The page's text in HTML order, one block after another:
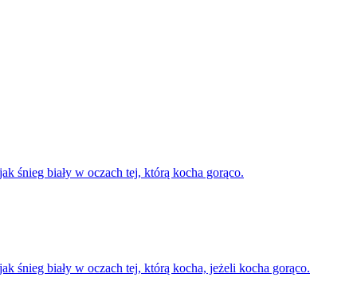
śnieg biały w oczach tej, którą kocha gorąco.
śnieg biały w oczach tej, którą kocha, jeżeli kocha gorąco.